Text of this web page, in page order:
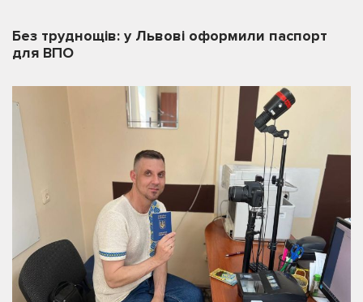
Без труднощів: у Львові оформили паспорт
для ВПО